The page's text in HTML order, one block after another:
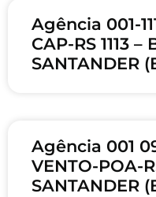
Agência 001-
CAP-RS 1113 –
SANTANDER
Agência 001
VENTO-POA-
SANTANDER